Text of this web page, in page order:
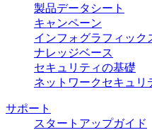
製品データシート
キャンペーン
インフォグラフィック
ナレッジベース
セキュリティの基礎
ネットワークセキュリ
サポート
スタートアップガイド